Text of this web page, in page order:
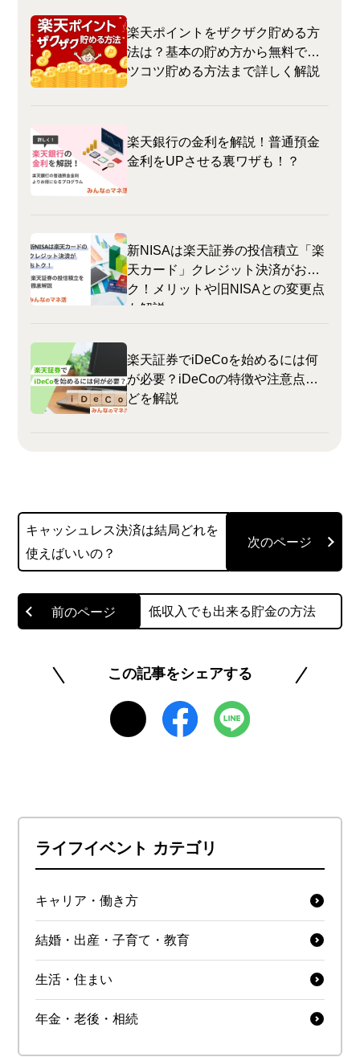
楽天ポイントをザクザク貯める方
法は？基本の貯め方から無料でコ
ツコツ貯める方法まで詳しく解説
楽天銀行の金利を解説！普通預金
金利をUPさせる裏ワザも！？
新NISAは楽天証券の投信積立「楽
天カード」クレジット決済がおト
ク！メリットや旧NISAとの変更点
も解説
楽天証券でiDeCoを始めるには何
が必要？iDeCoの特徴や注意点な
どを解説
キャッシュレス決済は結局どれを
使えばいいの？
低収入でも出来る貯金の方法
この記事をシェアする
ライフイベント カテゴリ
キャリア・働き方
結婚・出産・子育て・教育
生活・住まい
年金・老後・相続